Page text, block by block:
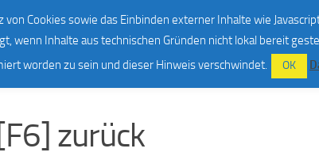
mich Kontakt Impressum & Datenschutz
zurück
Cookies sowie das Einbinden externer Inhalte wie
wenn Inhalte aus technischen Gründen nicht lokal bereit
worden zu sein und dieser Hinweis verschwindet.
OK